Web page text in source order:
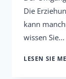
Die
kann
wissen Sie...
LESEN SIE